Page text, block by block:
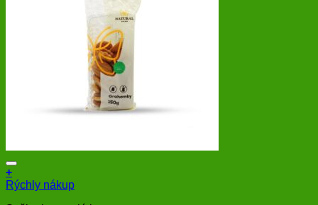
+
Rýchly nákup